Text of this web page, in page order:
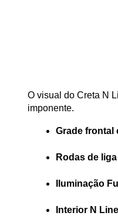
O visual do Creta N
imponente.
Grade frontal
Rodas de
Iluminação
Interior N